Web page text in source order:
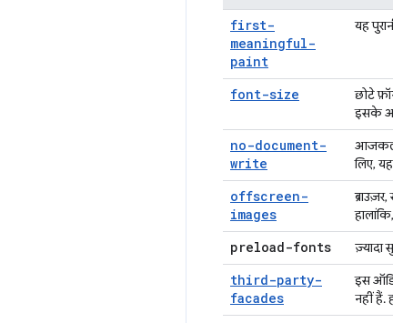
first-
meaningful-
paint
यह
font-size
छोटे
इसके
no-document-
write
आजकल,
लिए,
offscreen-
images
preload-fonts ज़्यादा
third-party-
facades
इस
नहीं हैं.